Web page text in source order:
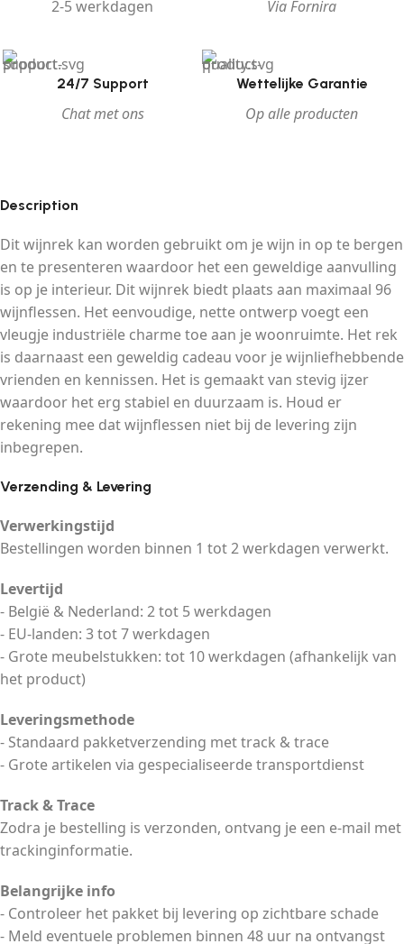
2-5 werkdagen Via Fornira
24/7 Support
Chat met ons
Wettelijke Garantie
Op alle producten
Description
Dit wijnrek kan worden gebruikt om je wijn in op te bergen
en te presenteren waardoor het een geweldige aanvulling
is op je interieur. Dit wijnrek biedt plaats aan maximaal 96
wijnflessen. Het eenvoudige, nette ontwerp voegt een
vleugje industriële charme toe aan je woonruimte. Het rek
is daarnaast een geweldig cadeau voor je wijnliefhebbende
vrienden en kennissen. Het is gemaakt van stevig ijzer
waardoor het erg stabiel en duurzaam is. Houd er
rekening mee dat wijnflessen niet bij de levering zijn
inbegrepen.
Verzending & Levering
Verwerkingstijd
Bestellingen worden binnen 1 tot 2 werkdagen verwerkt.
Levertijd
- België & Nederland: 2 tot 5 werkdagen
- EU-landen: 3 tot 7 werkdagen
- Grote meubelstukken: tot 10 werkdagen (afhankelijk van
het product)
Leveringsmethode
- Standaard pakketverzending met track & trace
- Grote artikelen via gespecialiseerde transportdienst
Track & Trace
Zodra je bestelling is verzonden, ontvang je een e-mail met
trackinginformatie.
Belangrijke info
- Controleer het pakket bij levering op zichtbare schade
- Meld eventuele problemen binnen 48 uur na ontvangst